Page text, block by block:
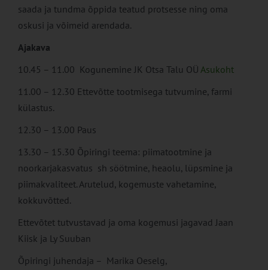
saada ja tundma õppida teatud protsesse ning oma
oskusi ja võimeid arendada.
Ajakava
10.45 – 11.00 Kogunemine JK Otsa Talu OÜ Asukoht
11.00 – 12.30 Ettevõtte tootmisega tutvumine, farmi
külastus.
12.30 – 13.00 Paus
13.30 – 15.30 Õpiringi teema: piimatootmine ja
noorkarjakasvatus sh söötmine, heaolu, lüpsmine ja
piimakvaliteet. Arutelud, kogemuste vahetamine,
kokkuvõtted.
Ettevõtet tutvustavad ja oma kogemusi jagavad Jaan
Kiisk ja Ly Suuban
Õpiringi juhendaja – Marika Oeselg,